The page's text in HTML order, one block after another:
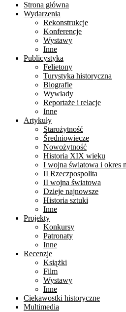
Strona główna
Wydarzenia
Rekonstrukcje
Konferencje
Wystawy
Inne
Publicystyka
Felietony
Turystyka historyczna
Biografie
Wywiady
Reportaże i relacje
Inne
Artykuły
Starożytność
Średniowiecze
Nowożytność
Historia XIX wieku
I wojna światowa i okres
II Rzeczpospolita
II wojna światowa
Dzieje najnowsze
Historia sztuki
Inne
Projekty
Konkursy
Patronaty
Inne
Recenzje
Książki
Film
Wystawy
Inne
Ciekawostki historyczne
Multimedia